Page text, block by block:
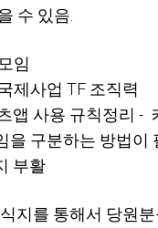
수 있음.
임
제사업 TF 조직력
앱 사용 규칙정리 -
을 구분하는 방법이
부활
지를 통해서 당원